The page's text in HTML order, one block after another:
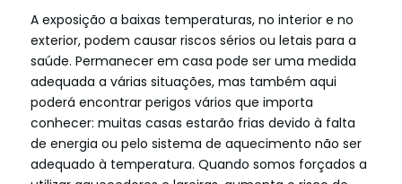
A exposição a baixas temperaturas, no interior e no
exterior, podem causar riscos sérios ou letais para a
saúde. Permanecer em casa pode ser uma medida
adequada a várias situações, mas também aqui
poderá encontrar perigos vários que importa
conhecer: muitas casas estarão frias devido à falta
de energia ou pelo sistema de aquecimento não ser
adequado à temperatura. Quando somos forçados a